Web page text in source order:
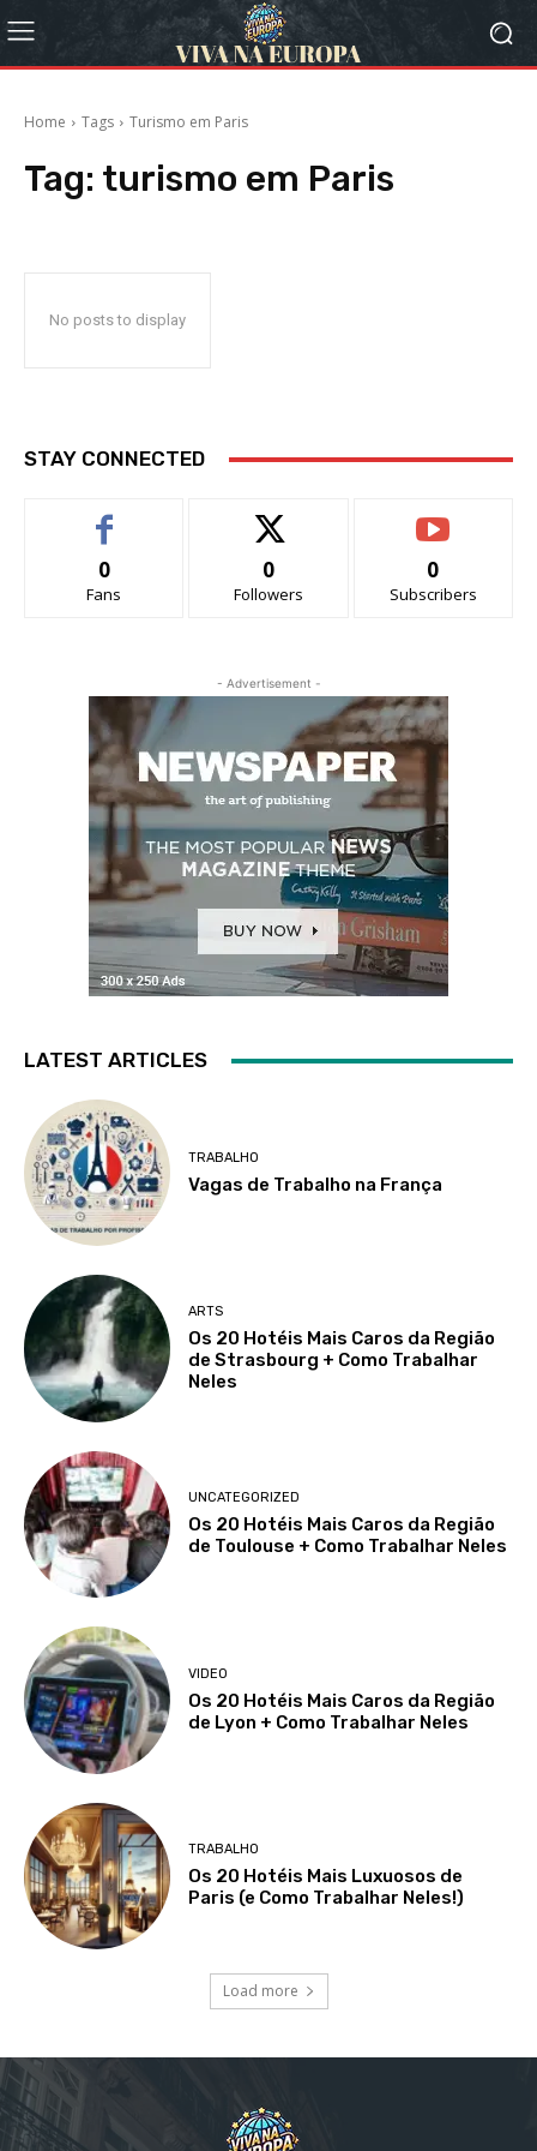
Home Tags Turismo em Paris
Tag: turismo em Paris
No posts to display
STAY CONNECTED
0
Fans
0
Followers
0
Subscribers
- Advertisement -
LATEST ARTICLES
TRABALHO
Vagas de Trabalho na França
ARTS
Os 20 Hotéis Mais Caros da Região
de Strasbourg + Como Trabalhar
Neles
UNCATEGORIZED
Os 20 Hotéis Mais Caros da Região
de Toulouse + Como Trabalhar Neles
VIDEO
Os 20 Hotéis Mais Caros da Região
de Lyon + Como Trabalhar Neles
TRABALHO
Os 20 Hotéis Mais Luxuosos de
Paris (e Como Trabalhar Neles!)
Load more